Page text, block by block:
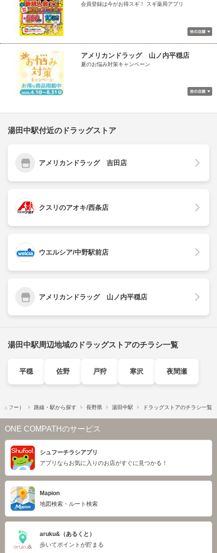
会員登録は今がお得スギ！ スギ薬局アプリ
アメリカンドラッグ 山ノ内平穏店
夏のお悩み対策キャンペーン
湯田中駅付近のドラッグストア
アメリカンドラッグ 吉田店
クスリのアオキ/西条店
ウエルシア/中野駅前店
アメリカンドラッグ 山ノ内平穏店
湯田中駅周辺地域のドラッグストアのチラシ一覧
平穏 佐野 戸狩 寒沢 夜間瀬
フー） 路線・駅から探す 長野県 湯田中駅 ドラッグストアのチラシ一覧
ONE COMPATHのサービス
シュフーチラシアプリ
アプリならお気に入りのお店がすぐに見つかる！
Mapion
地図検索・ルート検索
aruku&（あるくと）
歩いてポイントが貯まる